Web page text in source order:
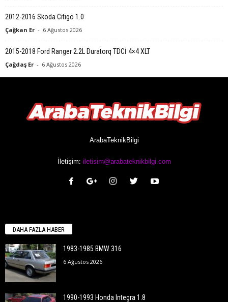
2012-2016 Skoda Citigo 1.0
Çağkan Er - 6 Ağustos 2026
2015-2018 Ford Ranger 2.2L Duratorq TDCİ 4×4 XLT
Çağdaş Er - 6 Ağustos 2026
ArabaTeknikBilgi
İletişim: iletisim@arabateknikbilgi.com
DAHA FAZLA HABER
1983-1985 BMW 316
6 Ağustos 2026
1990-1993 Honda Integra 1.8